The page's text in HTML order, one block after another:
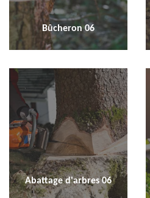
Bûcheron 06
Abattage d'arbres 06